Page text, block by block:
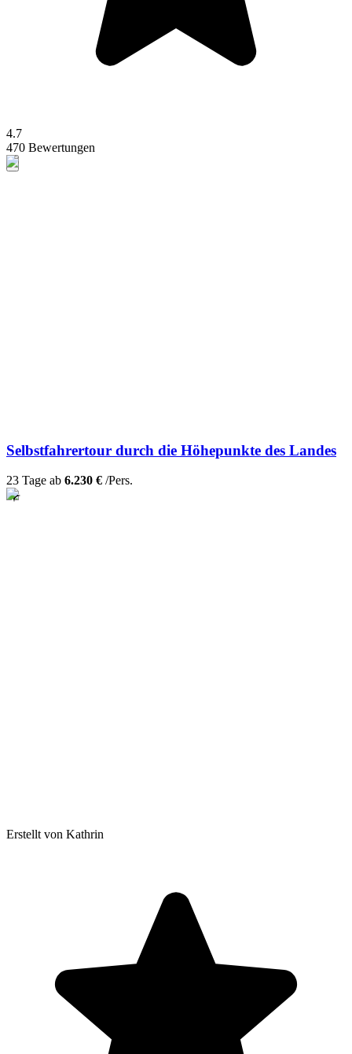
4.7
470 Bewertungen
Selbstfahrertour durch die Höhepunkte des Landes
23 Tage ab 6.230 € /Pers.
Erstellt von Kathrin